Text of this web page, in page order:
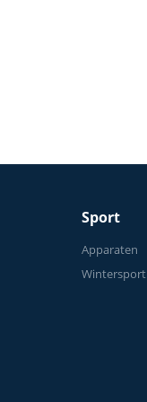
Sport
Apparaten
Wintersport